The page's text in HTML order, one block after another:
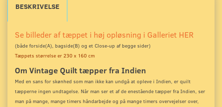
BESKRIVELSE
Se billeder af tæppet i høj opløsning i Galleriet HER
(både forside(A), bagside(B) og et Close-up af begge sider)
Tæppets størrelse er 230 x 160 cm
Om Vintage Quilt tæpper fra Indien
Med en sans for skønhed som man ikke kan undgå at opleve i Indien, er quilt
tæpperne ingen undtagelse. Når man ser et af de enestående tæpper fra Indien, ser
man på mange, mange timers håndarbejde og på mange timers overvejelser over,